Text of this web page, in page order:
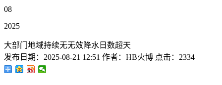
08
2025
大部门地域持续无无效降水日数超天
发布日期： 2025-08-21 12:51 作者： HB火博 点击： 2334